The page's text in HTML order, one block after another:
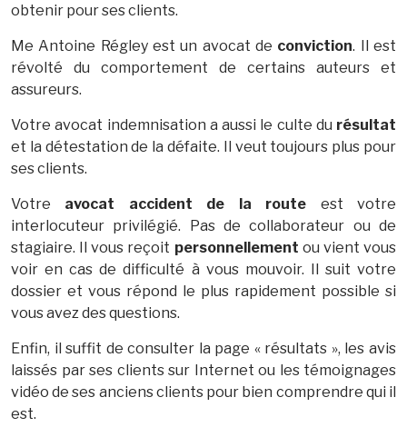
obtenir pour ses clients.
Me Antoine Régley est un avocat de conviction. Il est
révolté du comportement de certains auteurs et
assureurs.
Votre avocat indemnisation a aussi le culte du résultat
et la détestation de la défaite. Il veut toujours plus pour
ses clients.
Votre avocat accident de la route est votre
interlocuteur privilégié. Pas de collaborateur ou de
stagiaire. Il vous reçoit personnellement ou vient vous
voir en cas de difficulté à vous mouvoir. Il suit votre
dossier et vous répond le plus rapidement possible si
vous avez des questions.
Enfin, il suffit de consulter la page « résultats », les avis
laissés par ses clients sur Internet ou les témoignages
vidéo de ses anciens clients pour bien comprendre qui il
est.